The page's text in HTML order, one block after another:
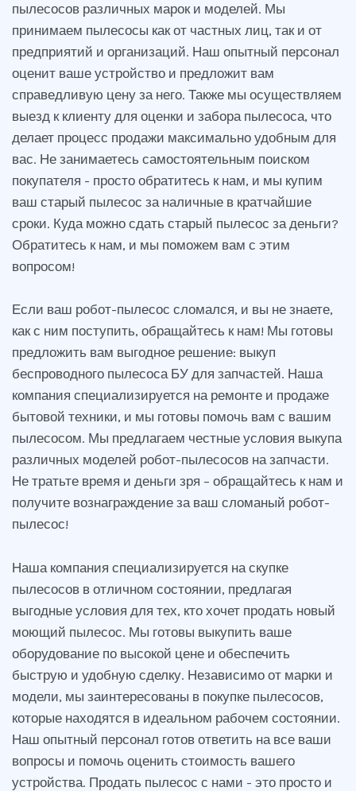
пылесосов различных марок и моделей. Мы
принимаем пылесосы как от частных лиц, так и от
предприятий и организаций. Наш опытный персонал
оценит ваше устройство и предложит вам
справедливую цену за него. Также мы осуществляем
выезд к клиенту для оценки и забора пылесоса, что
делает процесс продажи максимально удобным для
вас. Не занимаетесь самостоятельным поиском
покупателя - просто обратитесь к нам, и мы купим
ваш старый пылесос за наличные в кратчайшие
сроки. Куда можно сдать старый пылесос за деньги?
Обратитесь к нам, и мы поможем вам с этим
вопросом!
Если ваш робот-пылесос сломался, и вы не знаете,
как с ним поступить, обращайтесь к нам! Мы готовы
предложить вам выгодное решение: выкуп
беспроводного пылесоса БУ для запчастей. Наша
компания специализируется на ремонте и продаже
бытовой техники, и мы готовы помочь вам с вашим
пылесосом. Мы предлагаем честные условия выкупа
различных моделей робот-пылесосов на запчасти.
Не тратьте время и деньги зря – обращайтесь к нам и
получите вознаграждение за ваш сломаный робот-
пылесос!
Наша компания специализируется на скупке
пылесосов в отличном состоянии, предлагая
выгодные условия для тех, кто хочет продать новый
моющий пылесос. Мы готовы выкупить ваше
оборудование по высокой цене и обеспечить
быструю и удобную сделку. Независимо от марки и
модели, мы заинтересованы в покупке пылесосов,
которые находятся в идеальном рабочем состоянии.
Наш опытный персонал готов ответить на все ваши
вопросы и помочь оценить стоимость вашего
устройства. Продать пылесос с нами - это просто и